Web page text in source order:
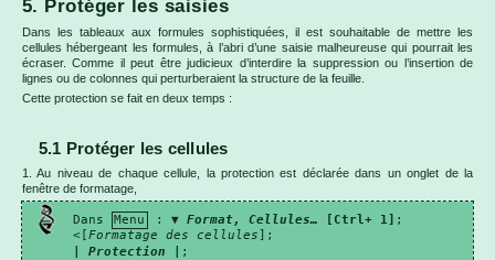
5. Protéger les saisies
Dans les tableaux aux formules sophistiquées, il est souhaitable de mettre les
cellules hébergeant les formules, à l’abri d’une saisie malheureuse qui pourrait les
écraser. Comme il peut être judicieux d’interdire la suppression ou l’insertion de
lignes ou de colonnes qui perturberaient la structure de la feuille.
Cette protection se fait en deux temps :
5.1 Protéger les cellules
1. Au niveau de chaque cellule, la protection est déclarée dans un onglet de la
fenêtre de formatage,
Dans Menu : ▼ Format, Cellules… [Ctrl+ 1]
;
<[Formatage des cellules ];
|Protection
;